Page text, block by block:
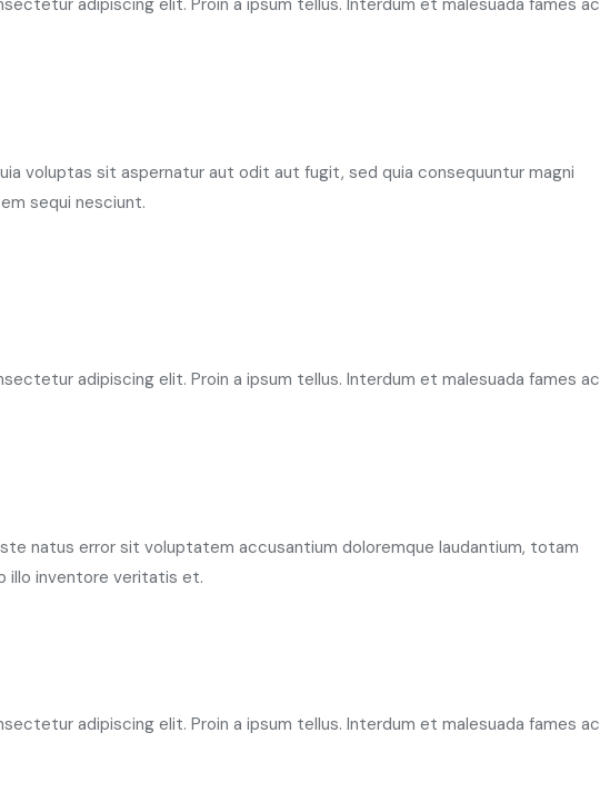
adipiscing elit. Proin a ipsum tellus. Interdum et malesuada fames ac
voluptas sit aspernatur aut odit aut fugit, sed quia consequuntur magni
sequi nesciunt.
adipiscing elit. Proin a ipsum tellus. Interdum et malesuada fames ac
natus error sit voluptatem accusantium doloremque laudantium, totam
illo inventore veritatis et.
adipiscing elit. Proin a ipsum tellus. Interdum et malesuada fames ac